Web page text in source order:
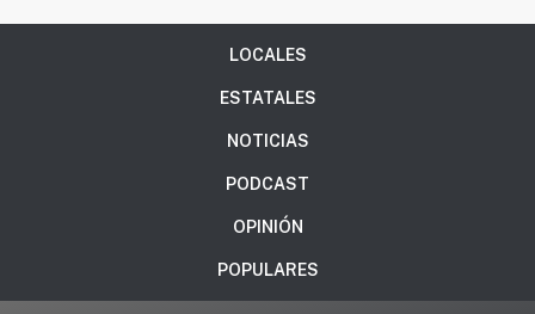
LOCALES
ESTATALES
NOTICIAS
PODCAST
OPINIÓN
POPULARES